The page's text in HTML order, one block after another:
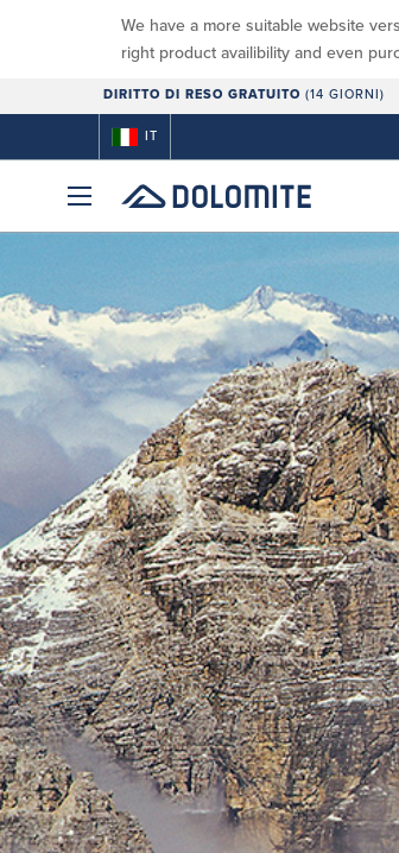
We have a more suitable website
right product availibility and even
DIRITTO DI RESO GRATUITO (14 GIORNI)
IT